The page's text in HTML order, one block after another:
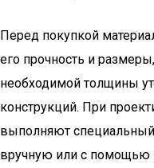
Перед покупкой
его прочность и
необходимой толщины
конструкций. При
выполняют специальный
вручную или с помощью